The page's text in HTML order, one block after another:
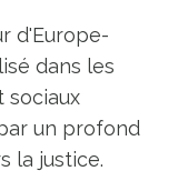
d'Europe-
dans les
sociaux
un profond
la justice.